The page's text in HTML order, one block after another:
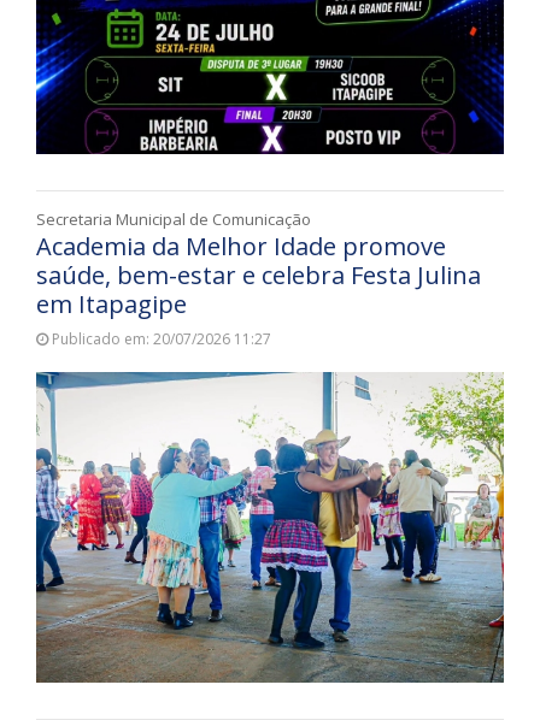
Secretaria Municipal de Comunicação
Academia da Melhor Idade promove
saúde, bem-estar e celebra Festa Julina
em Itapagipe
Publicado em: 20/07/2026 11:27